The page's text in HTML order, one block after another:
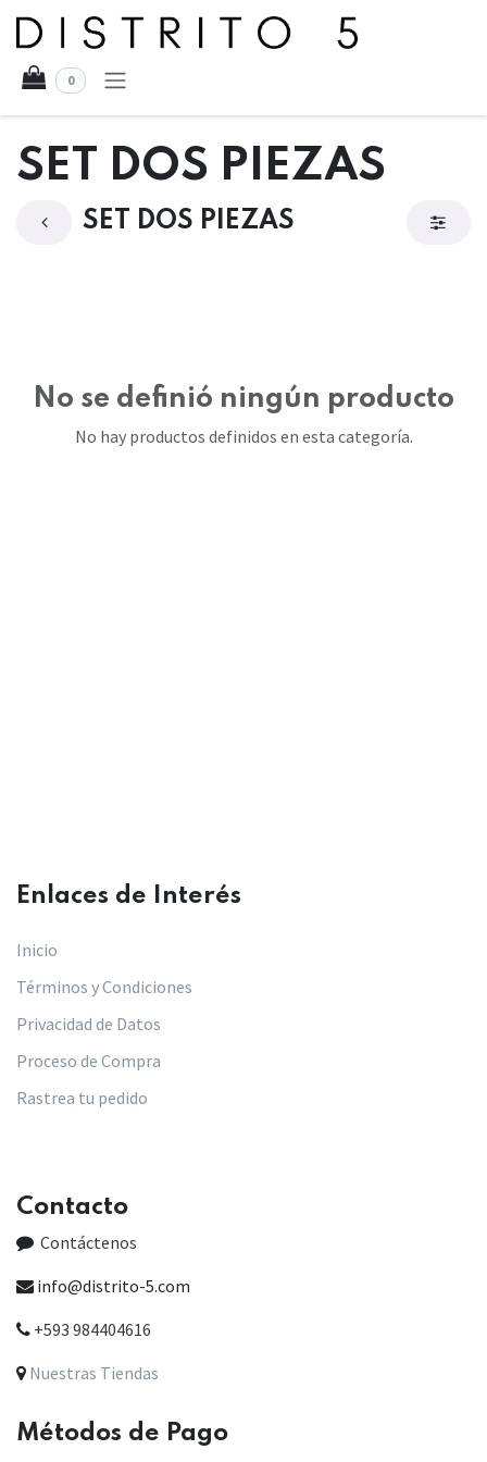
Ir al contenido
0
SET DOS PIEZAS
SET DOS PIEZAS
No se definió ningún producto
No hay productos definidos en esta categoría.
Enlaces de Interés​
Inicio
Términos y Condiciones
Privacidad de Datos
Proceso de Compra
Rastrea tu pedido
Contacto
Contáctenos
info@distrito-5.com
+593 984404616
Nuestras Tiendas
Métodos de Pago